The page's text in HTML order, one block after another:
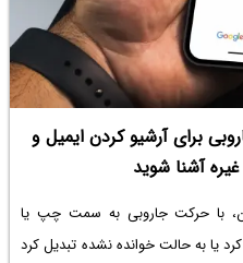
برای آرشیو کردن ایمیل و
آشنا شوید
با حرکت جاروبی به سمت چپ یا
یا به حالت خوانده نشده تبدیل کرد